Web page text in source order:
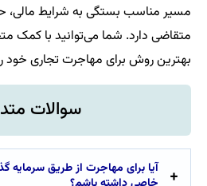
مسیر مناسب بستگی به شرایط
متقاضی دارد. شما می‌توانید با کمک
بهترین روش برای مهاجرت تجاری خود
سوالات
آیا برای مهاجرت از طریق سرمایه‌